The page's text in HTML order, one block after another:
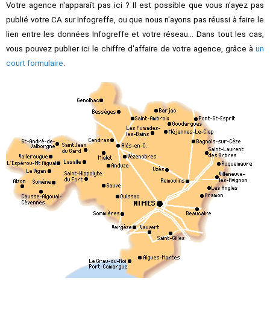
Votre agence n'apparaît pas ici ? Il est possible que vous n'ayez pas
publié votre CA sur Infogreffe, ou que nous n'ayons pas réussi à faire le
lien entre les données Infogreffe et votre réseau... Dans tout les cas,
vous pouvez publier ici le chiffre d'affaire de votre agence, grâce à un
court formulaire.